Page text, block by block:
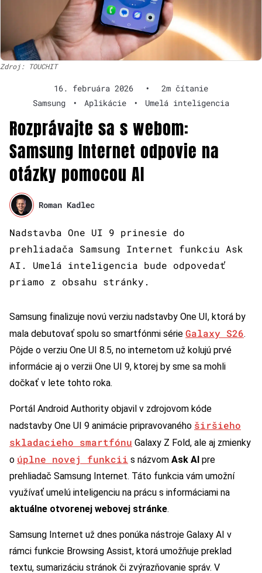
Zdroj: TOUCHIT
16. februára 2026 •
2m čítanie
Samsung
• Aplikácie • Umelá inteligencia
Rozprávajte sa s webom:
Samsung Internet odpovie na
otázky pomocou AI
Roman Kadlec
Nadstavba One UI 9 prinesie do
prehliadača Samsung Internet funkciu Ask
AI. Umelá inteligencia bude odpovedať
priamo z obsahu stránky.
Samsung finalizuje novú verziu nadstavby One UI, ktorá by
mala debutovať spolu so smartfónmi série Galaxy S26.
Pôjde o verziu One UI 8.5, no internetom už kolujú prvé
informácie aj o verzii One UI 9, ktorej by sme sa mohli
dočkať v lete tohto roka.
Portál Android Authority objavil v zdrojovom kóde
nadstavby One UI 9 animácie pripravovaného širšieho
skladacieho smartfónu Galaxy Z Fold, ale aj zmienky
o úplne novej funkcii s názvom Ask AI pre
prehliadač Samsung Internet. Táto funkcia vám umožní
využívať umelú inteligenciu na prácu s informáciami na
aktuálne otvorenej webovej stránke.
Samsung Internet už dnes ponúka nástroje Galaxy AI v
rámci funkcie Browsing Assist, ktorá umožňuje preklad
textu, sumarizáciu stránok či zvýrazňovanie správ. V